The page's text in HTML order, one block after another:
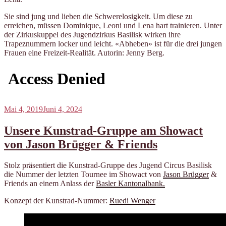
Sie sind jung und lieben die Schwerelosigkeit. Um diese zu
erreichen, müssen Dominique, Leoni und Lena hart trainieren. Unter
der Zirkuskuppel des Jugendzirkus Basilisk wirken ihre
Trapeznummern locker und leicht. «Abheben» ist für die drei jungen
Frauen eine Freizeit-Realität. Autorin: Jenny Berg.
Veröffentlicht
Mai 4, 2019Juni 4, 2024
Unsere Kunstrad-Gruppe am Showact
von Jason Brügger & Friends
Stolz präsentiert die Kunstrad-Gruppe des Jugend Circus Basilisk
die Nummer der letzten Tournee im Showact von Jason Brügger&
Friends an einem Anlass derBasler Kantonalbank.
Konzept der Kunstrad-Nummer: Ruedi Wenger